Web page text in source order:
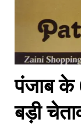
पंजाब के
बड़ी